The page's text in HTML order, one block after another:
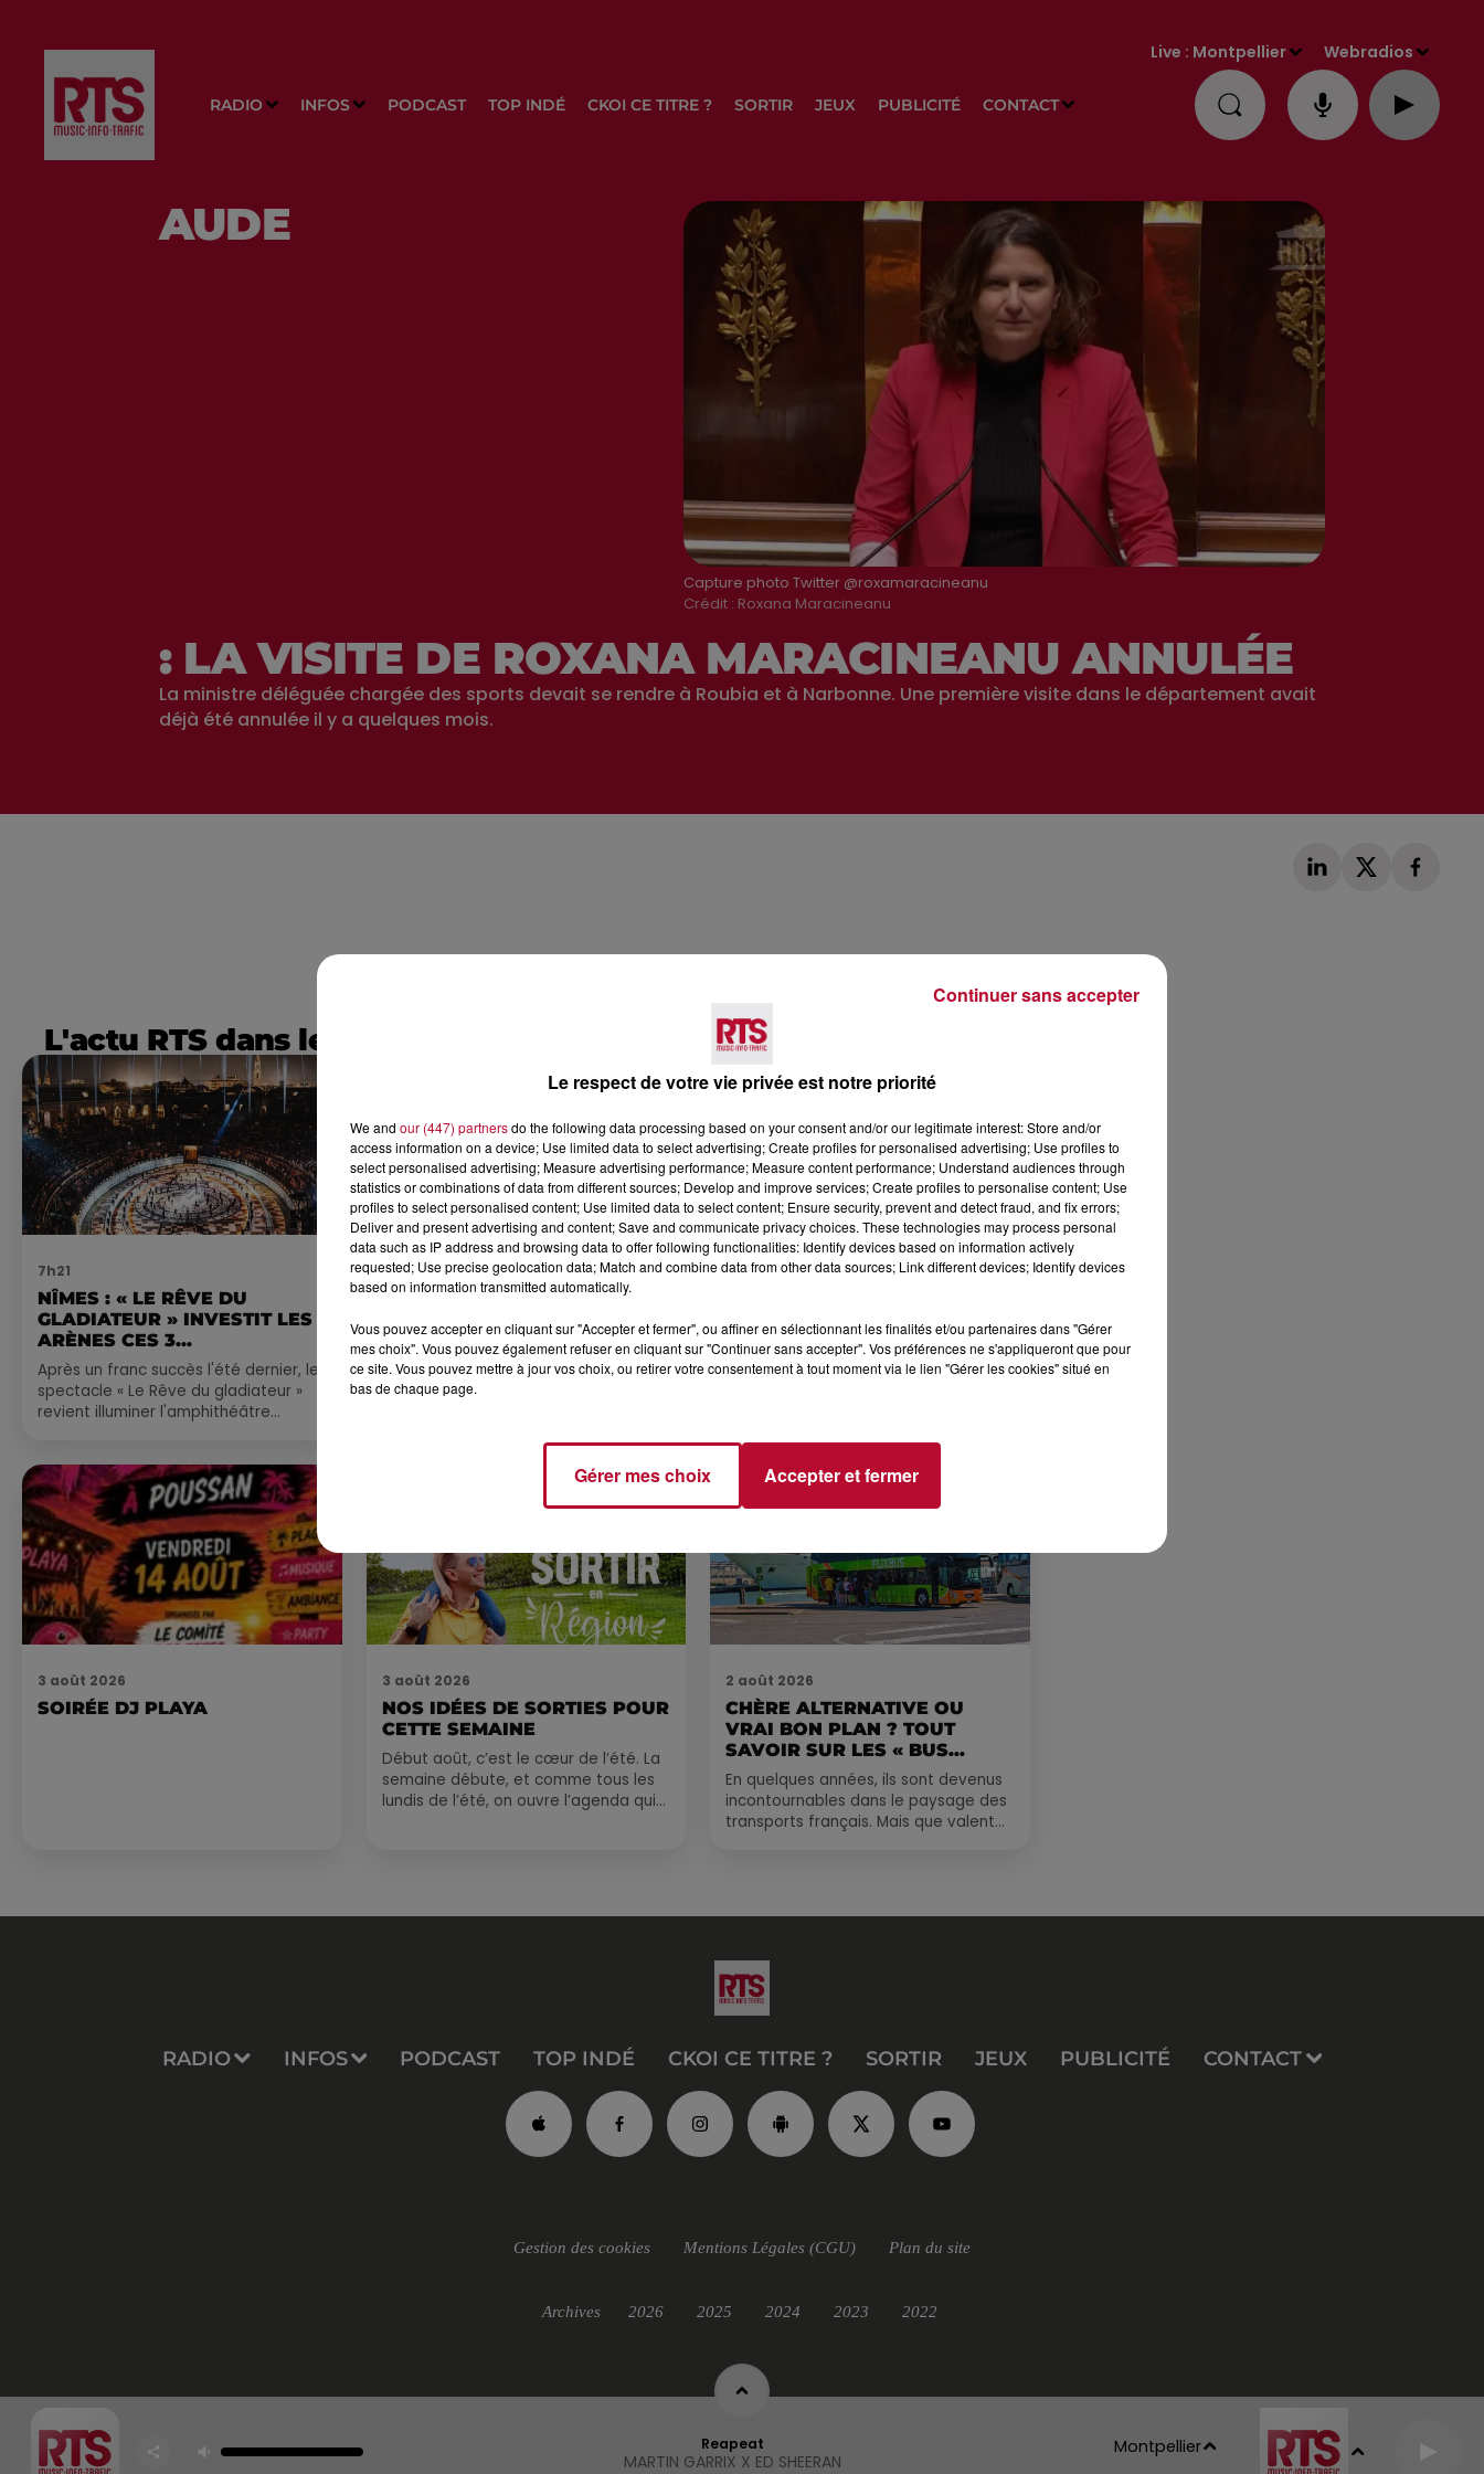
RADIO INFOS PODCAST TOP INDÉ CKOI CE TITRE ? SORTIR JEUX PUBLICITÉ CONTACT
Live : Montpellier Webradios
Capture photo Twitter @roxamaracineanu
Crédit : Roxana Maracineanu
AUDE
: LA VISITE DE ROXANA MARACINEANU ANNULÉE
La ministre déléguée chargée des sports devait se rendre à Roubia et à Narbonne. Une première visite dans le département avait
déjà été annulée il y a quelques mois.
L'actu RTS dans le Sud
7h21
NÎMES : « LE RÊVE DU
GLADIATEUR » INVESTIT LES
ARÈNES CES 3...
Après un franc succès l'été dernier, le
spectacle « Le Rêve du gladiateur »
revient illuminer l'amphithéâtre
4 août 2026
FÊTE DE LA POLYNÉSIE À
VILLEVEYRAC
4 août 2026
ORIENTALES : TROIS SPOTS
DE SNORKELING À
EXPLORER...
Pas besoin de bouteilles de plongée
de palmes...
3 août 2026
SOIRÉE DJ PLAYA
3 août 2026
NOS IDÉES DE SORTIES POUR
CETTE SEMAINE
Début août, c’est le cœur de l’été. La
semaine débute, et comme tous les
lundis de l’été, on ouvre l’agenda qui
2 août 2026
CHÈRE ALTERNATIVE OU
VRAI BON PLAN ? TOUT
SAVOIR SUR LES « BUS...
En quelques années, ils sont devenus
incontournables dans le paysage des
transports français. Mais que valent
RADIO INFOS PODCAST TOP INDÉ CKOI CE TITRE ? SORTIR JEUX PUBLICITÉ CONTACT
Reapeat
MARTIN GARRIX X ED SHEERAN
Montpellier
Gestion des cookies Mentions Légales (CGU) Plan du site
Archives 2026 2025 2024 2023 2022
Le respect de votre vie privée est notre priorité
We and our (447) partnersdo the following data processing based on your consent and/or our legitimate interest: Store and/or
access information on a device; Use limited data to select advertising; Create profiles for personalised advertising; Use profiles to
select personalised advertising; Measure advertising performance; Measure content performance; Understand audiences through
statistics or combinations of data from different sources; Develop and improve services; Create profiles to personalise content; Use
profiles to select personalised content; Use limited data to select content; Ensure security, prevent and detect fraud, and fix errors;
Deliver and present advertising and content; Save and communicate privacy choices. These technologies may process personal
data such as IP address and browsing data to offer following functionalities: Identify devices based on information actively
requested; Use precise geolocation data; Match and combine data from other data sources; Link different devices; Identify devices
based on information transmitted automatically.
Vous pouvez accepter en cliquant sur "Accepter et fermer", ou affiner en sélectionnant les finalités et/ou partenaires dans "Gérer
mes choix". Vous pouvez également refuser en cliquant sur "Continuer sans accepter". Vos préférences ne s'appliqueront que pour
ce site. Vous pouvez mettre à jour vos choix, ou retirer votre consentement à tout moment via le lien "Gérer les cookies" situé en
bas de chaque page.
Gérer mes choix Accepter et fermer
Continuer sans accepter